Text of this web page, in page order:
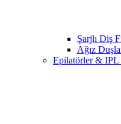
Şarjlı Diş
Ağız
Epilatörler & IPL